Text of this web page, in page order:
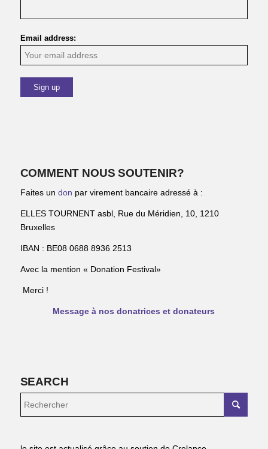
Email address:
COMMENT NOUS SOUTENIR?
Faites un don par virement bancaire adressé à :
ELLES TOURNENT asbl, Rue du Méridien, 10, 1210
Bruxelles
IBAN : BE08 0688 8936 2513
Avec la mention « Donation Festival»
Merci !
Message à nos donatrices et donateurs
SEARCH